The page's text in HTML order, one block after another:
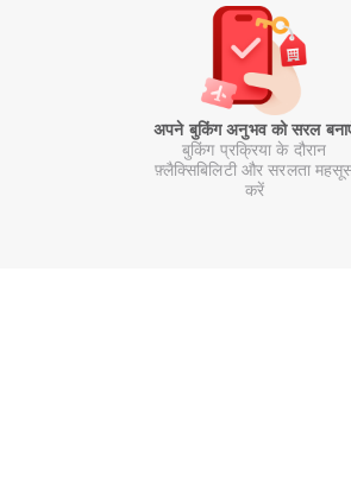
अपने बुकिंग अनुभव को सरल
बुकिंग प्रक्रिया के दौरान
फ़्लैक्सिबिलिटी और सरलता
करें